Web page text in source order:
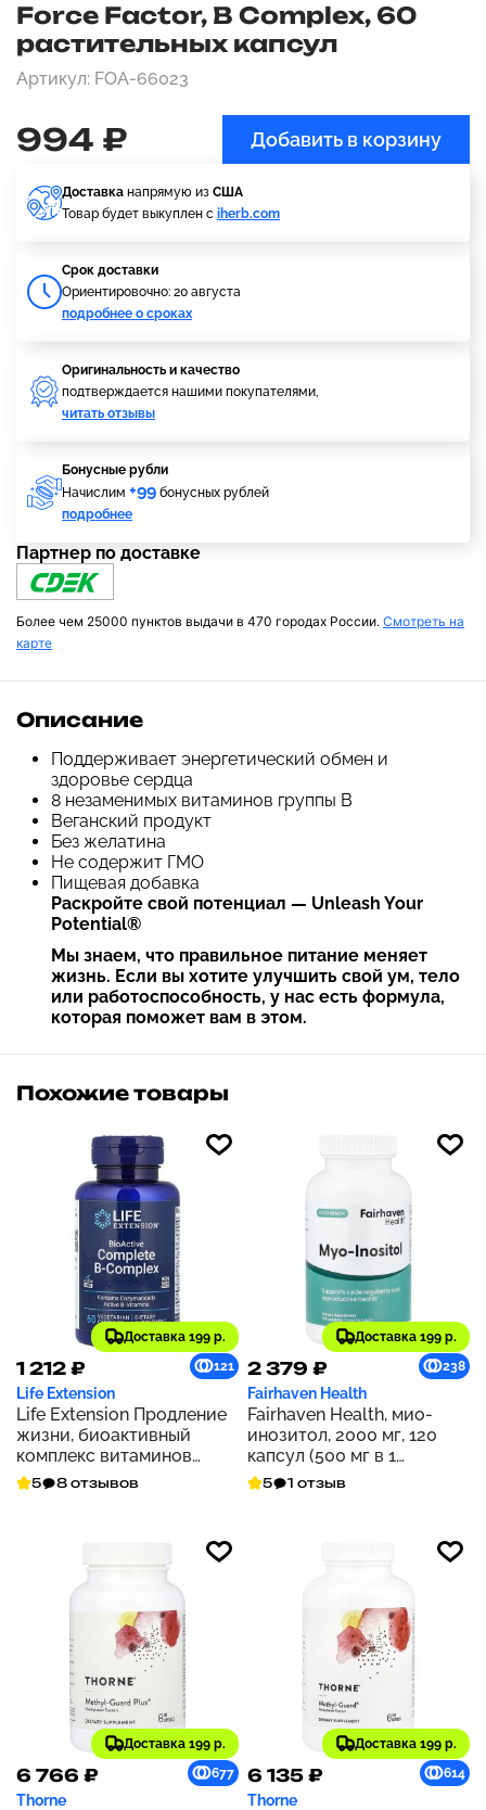
Force Factor, B Complex, 60
растительных капсул
Артикул: FOA-66023
994 ₽ Добавить в корзину
Доставка напрямую из США
Товар будет выкуплен с iherb.com
Cрок доставки
Ориентировочно: 20 августа
подробнее о сроках
Оригинальность и качество
подтверждается нашими покупателями,
читать отзывы
Бонусные рубли
Начислим +99 бонусных рублей
подробнее
Партнер по доставке
Более чем 25000 пунктов выдачи в 470 городах России. Смотреть на
карте
Описание
Поддерживает энергетический обмен и
здоровье сердца
8 незаменимых витаминов группы B
Веганский продукт
Без желатина
Не содержит ГМО
Пищевая добавка
Раскройте свой потенциал — Unleash Your
Potential®
Мы знаем, что правильное питание меняет
жизнь. Если вы хотите улучшить свой ум, тело
или работоспособность, у нас есть формула,
которая поможет вам в этом.
Похожие товары
Доставка 199 р.
1 212 ₽ 121
Life Extension
Life Extension Продление
жизни, биоактивный
комплекс витаминов
группы В, 60
вегетарианских капсул
5 8 отзывов
Доставка 199 р.
2 379 ₽ 238
Fairhaven Health
Fairhaven Health, мио-
инозитол, 2000 мг, 120
капсул (500 мг в 1
капсуле)
5 1 отзыв
Доставка 199 р.
6 766 ₽ 677
Thorne
Доставка 199 р.
6 135 ₽ 614
Thorne